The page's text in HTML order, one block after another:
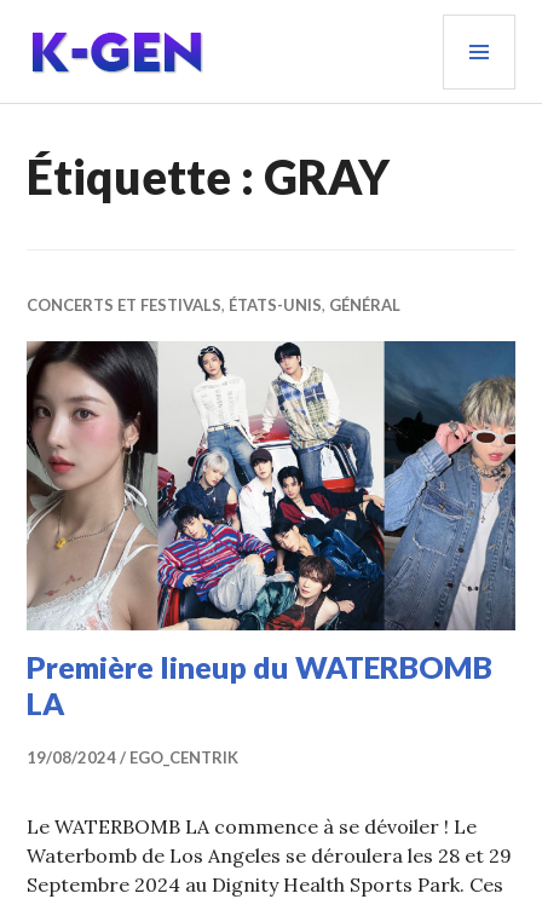
contenu
principal
K-GEN
Étiquette : GRAY
CONCERTS ET FESTIVALS, ÉTATS-UNIS, GÉNÉRAL
Première lineup du WATERBOMB
LA
19/08/2024 EGO_CENTRIK
Le WATERBOMB LA commence à se dévoiler ! Le
Waterbomb de Los Angeles se déroulera les 28 et 29
Septembre 2024 au Dignity Health Sports Park. Ces